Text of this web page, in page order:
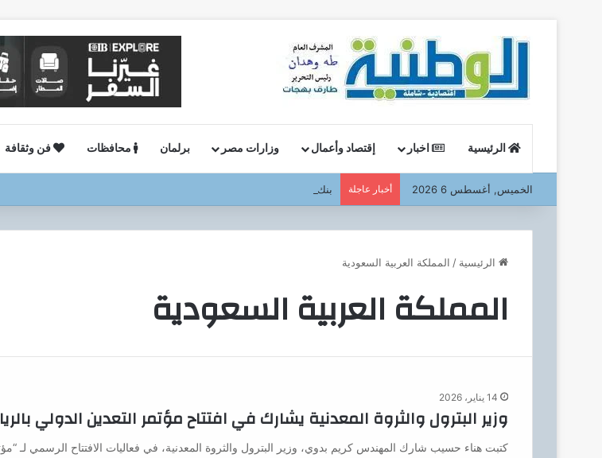
الرئيسية اخبار إقتصاد وأعمال وزارات مصر برلمان محافظات فن وثقافة
الخميس, أغسطس 6 2026 أخبار عاجلة بنك مصر ،،، يشارك في فعالية “اليوم العالمي للشباب” ويقدم العديد من
الرئيسية / المملكة العربية السعودية
المملكة العربية السعودية
14 يناير، 2026
وزير البترول والثروة المعدنية يشارك في افتتاح مؤتمر التعدين الدولي
كتبت هناء حسيب شارك المهندس كريم بدوي، وزير البترول والثروة المعدنية، في فعاليات الافتتاح الرسمي لـ